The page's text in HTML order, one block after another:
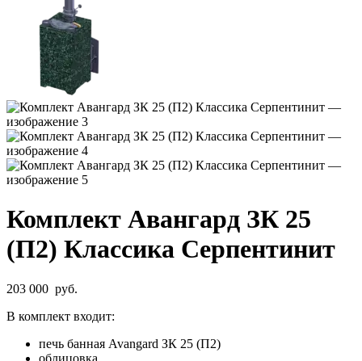
Комплект Авангард ЗК 25
(П2) Классика Серпентинит
203 000 руб.
В комплект входит:
печь банная Avangard ЗК 25 (П2)
облицовка